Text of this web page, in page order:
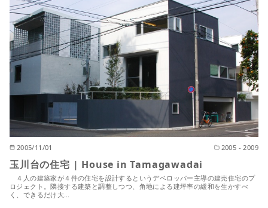
2005/11/01 2005 - 2009
玉川台の住宅 | House in Tamagawadai
４人の建築家が４件の住宅を設計するというデベロッパー主導の建売住宅のプ
ロジェクト。隣接する建築と調整しつつ、角地による建坪率の緩和を生かすべ
く、できるだけ大…